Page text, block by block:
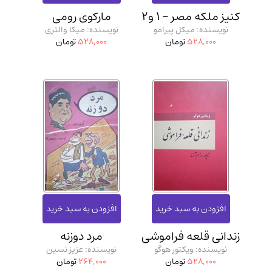
مدرسان شریف و انتشارت ارشد کتاب‌های.. (2)
دانشگاه پیامـ نور (10)
کنیز ملکه مصر - 1 و2
نویسنده: میکل پیرامو
528,000تومان
مارکوی رومی
نویسنده: میکا والتری
528,000تومان
زندانی قلعه فراموشی
نویسنده: ویکتور هوگو
528,000تومان
مرد دوزنه
نویسنده: عزیز نسین
264,000تومان